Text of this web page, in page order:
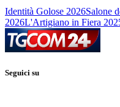
Identità Golose 2026Salone
2026L'Artigiano in Fiera
Seguici su